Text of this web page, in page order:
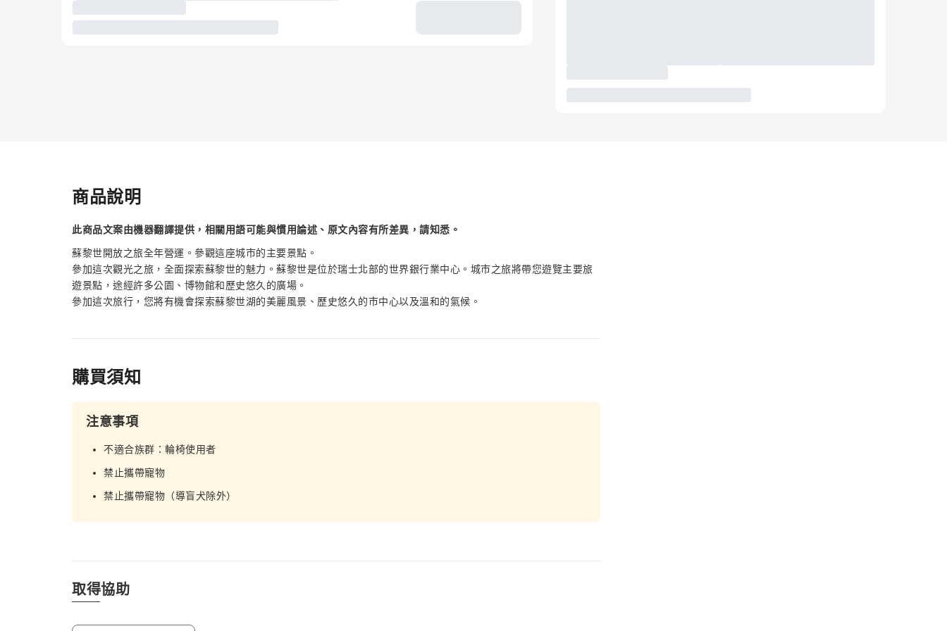
商品說明
此商品文案由機器翻譯提供，相關用語可能與慣用論述、原文內容有所差異，請知悉。
蘇黎世開放之旅全年營運。參觀這座城市的主要景點。
參加這次觀光之旅，全面探索蘇黎世的魅力。蘇黎世是位於瑞士北部的世界銀行業中心。城市之旅將帶您遊覽主要旅
遊景點，途經許多公園、博物館和歷史悠久的廣場。
參加這次旅行，您將有機會探索蘇黎世湖的美麗風景、歷史悠久的市中心以及溫和的氣候。
購買須知
注意事項
不適合族群：輪椅使用者
禁止攜帶寵物
禁止攜帶寵物（導盲犬除外）
取得協助